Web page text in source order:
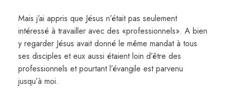
Mais j’ai appris que Jésus n’était pas seulement
intéressé à travailler avec des «professionnels». A bien
y regarder Jésus avait donné le même mandat à tous
ses disciples et eux aussi étaient loin d’être des
professionnels et pourtant l’évangile est parvenu
jusqu’à moi.